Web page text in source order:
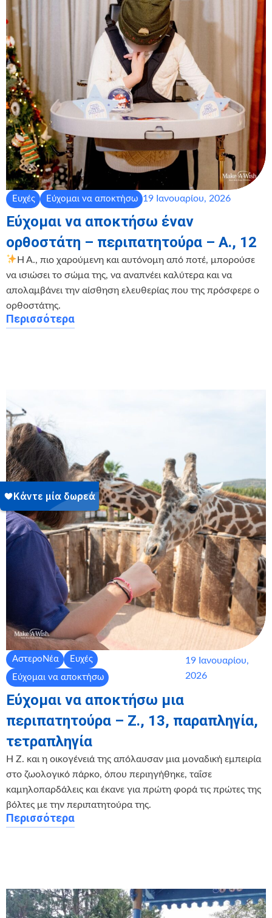
Ευχές Εύχομαι να αποκτήσω 19 Ιανουαρίου, 2026
Εύχομαι να αποκτήσω έναν
ορθοστάτη – περιπατητούρα – Α., 12
Η Α., πιο χαρούμενη και αυτόνομη από ποτέ, μπορούσε
να ισιώσει το σώμα της, να αναπνέει καλύτερα και να
απολαμβάνει την αίσθηση ελευθερίας που της πρόσφερε ο
ορθοστάτης.
Περισσότερα
ΑστεροΝέα
Ευχές
Εύχομαι να αποκτήσω
19 Ιανουαρίου,
2026
Εύχομαι να αποκτήσω μια
περιπατητούρα – Ζ., 13, παραπληγία,
τετραπληγία
Η Ζ. και η οικογένειά της απόλαυσαν μια μοναδική εμπειρία
στο ζωολογικό πάρκο, όπου περιηγήθηκε, ταΐσε
καμηλοπαρδάλεις και έκανε για πρώτη φορά τις πρώτες της
βόλτες με την περιπατητούρα της.
Περισσότερα